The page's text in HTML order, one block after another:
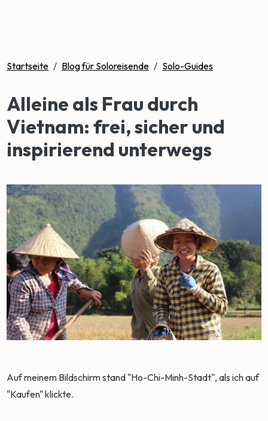
Startseite / Blog für Soloreisende / Solo-Guides
Alleine als Frau durch
Vietnam: frei, sicher und
inspirierend unterwegs
Auf meinem Bildschirm stand "Ho-Chi-Minh-Stadt", als ich auf
"Kaufen" klickte.